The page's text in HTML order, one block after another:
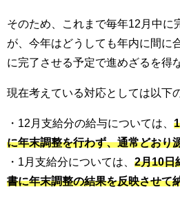
そのため、これまで毎年12月中に
が、今年はどうしても年内に間に
に完了させる予定で進めざるを得
現在考えている対応としては以下
・12月支給分の給与については、
に年末調整を行わず、通常どおり
・1月支給分については、 2月10日
書に年末調整の結果を反映させて